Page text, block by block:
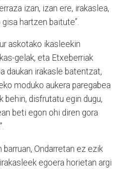
izan, izan ere, irakaslea,
hartzen baitute”.
askotako ikasleekin
gelak, eta Etxeberriak
daukan irakasle batentzat,
moduko aukera paregabea
behin, disfrutatu egin dugu,
beti egon ohi diren gora
barruan, Ondarretan ez ezik
egoera horietan argi